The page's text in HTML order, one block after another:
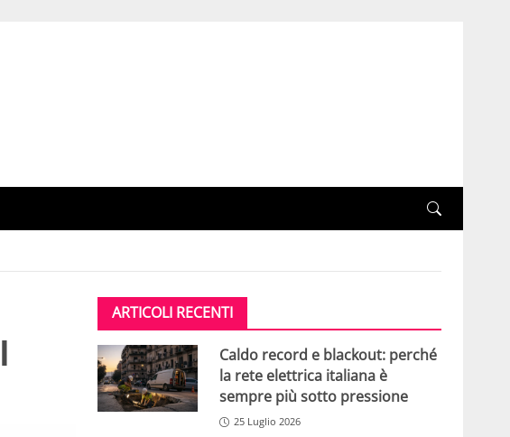
ARTICOLI RECENTI
Caldo record e blackout: perché
la rete elettrica italiana è
sempre più sotto pressione
25 Luglio 2026